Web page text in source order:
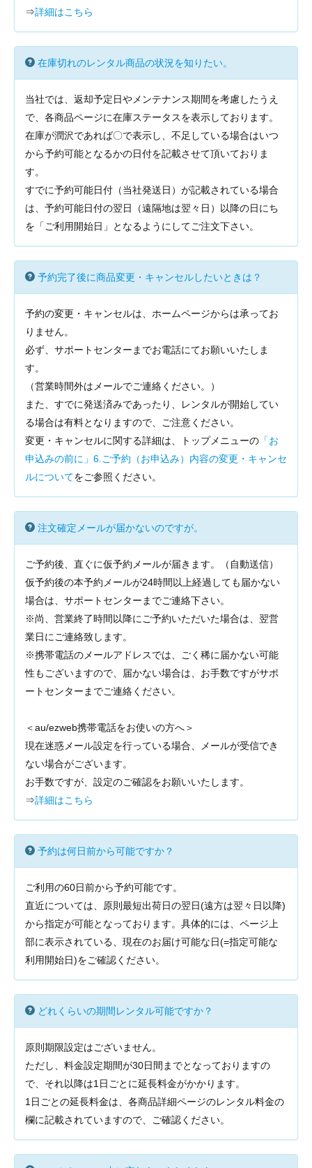
⇒詳細はこちら
在庫切れのレンタル商品の状況を知りたい。
当社では、返却予定日やメンテナンス期間を考慮したうえ
で、各商品ページに在庫ステータスを表示しております。
在庫が潤沢であれば〇で表示し、不足している場合はいつ
から予約可能となるかの日付を記載させて頂いておりま
す。
すでに予約可能日付（当社発送日）が記載されている場合
は、予約可能日付の翌日（遠隔地は翌々日）以降の日にち
を「ご利用開始日」となるようにしてご注文下さい。
予約完了後に商品変更・キャンセルしたいときは？
予約の変更・キャンセルは、ホームページからは承ってお
りません。
必ず、サポートセンターまでお電話にてお願いいたしま
す。
（営業時間外はメールでご連絡ください。）
また、すでに発送済みであったり、レンタルが開始してい
る場合は有料となりますので、ご注意ください。
変更・キャンセルに関する詳細は、トップメニューの 「お
申込みの前に」6.ご予約（お申込み）内容の変更・キャンセ
ルについてをご参照ください。
注文確定メールが届かないのですが。
ご予約後、直ぐに仮予約メールが届きます。（自動送信）
仮予約後の本予約メールが24時間以上経過しても届かない
場合は、サポートセンターまでご連絡下さい。
※尚、営業終了時間以降にご予約いただいた場合は、翌営
業日にご連絡致します。
※携帯電話のメールアドレスでは、ごく稀に届かない可能
性もございますので、届かない場合は、お手数ですがサポ
ートセンターまでご連絡ください。
＜au/ezweb携帯電話をお使いの方へ＞
現在迷惑メール設定を行っている場合、メールが受信でき
ない場合がございます。
お手数ですが、設定のご確認をお願いいたします。
⇒詳細はこちら
予約は何日前から可能ですか？
ご利用の60日前から予約可能です。
直近については、原則最短出荷日の翌日(遠方は翌々日以降)
から指定が可能となっております。具体的には、ページ上
部に表示されている、現在のお届け可能な日(=指定可能な
利用開始日)をご確認ください。
どれくらいの期間レンタル可能ですか？
原則期限設定はございません。
ただし、料金設定期間が30日間までとなっておりますの
で、それ以降は1日ごとに延長料金がかかります。
1日ごとの延長料金は、各商品詳細ページのレンタル料金の
欄に記載されていますので、ご確認ください。